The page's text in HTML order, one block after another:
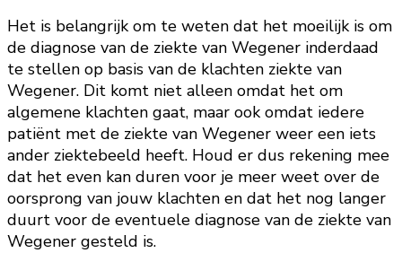
Het is belangrijk om te weten dat het moeilijk is om
de diagnose van de ziekte van Wegener inderdaad
te stellen op basis van de klachten ziekte van
Wegener. Dit komt niet alleen omdat het om
algemene klachten gaat, maar ook omdat iedere
patiënt met de ziekte van Wegener weer een iets
ander ziektebeeld heeft. Houd er dus rekening mee
dat het even kan duren voor je meer weet over de
oorsprong van jouw klachten en dat het nog langer
duurt voor de eventuele diagnose van de ziekte van
Wegener gesteld is.